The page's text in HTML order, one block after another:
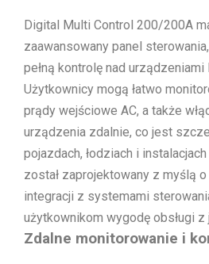
Digital Multi Control 200/200A
zaawansowany panel
pełną kontrolę nad
Użytkownicy mogą łatwo
prądy wejściowe AC, a także
urządzenia zdalnie, co jest
pojazdach, łodziach i
został zaprojektowany z myślą
integracji z systemami
użytkownikom wygodę obsługi z
Zdalne monitorowanie i